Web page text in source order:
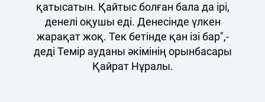
қатысатын. Қайтыс болған бала да ірі,
денелі оқушы еді. Денесінде үлкен
жарақат жоқ. Тек бетінде қан ізі бар",-
деді Темір ауданы әкімінің орынбасары
Қайрат Нұралы.